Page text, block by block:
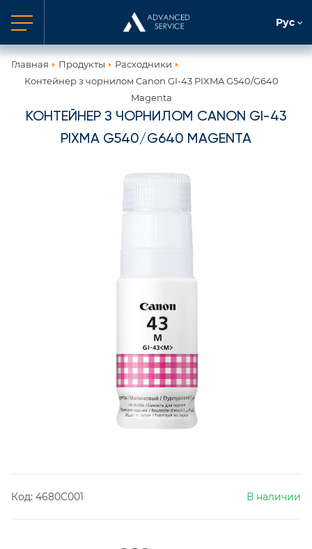
Рус
Главная Продукты
Расходники
Контейнер з чорнилом Canon GI-43 PIXMA G540/G640
Magenta
КОНТЕЙНЕР З ЧОРНИЛОМ CANON GI-43
PIXMA G540/G640 MAGENTA
Код: 4680C001 В наличии